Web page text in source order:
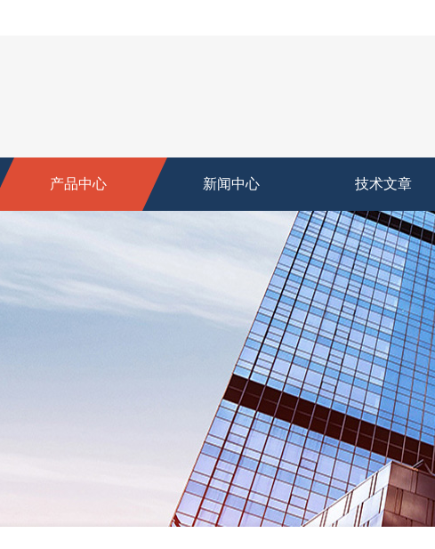
产品中心 新闻中心 技术文章